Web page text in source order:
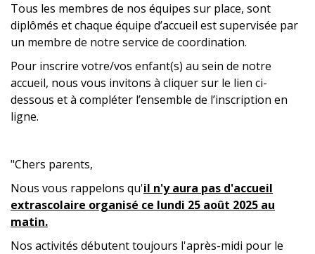
Tous les membres de nos équipes sur place, sont
diplômés et chaque équipe d’accueil est supervisée par
un membre de notre service de coordination.
Pour inscrire votre/vos enfant(s) au sein de notre
accueil, nous vous invitons à cliquer sur le lien ci-
dessous et à compléter l’ensemble de l’inscription en
ligne.
"Chers parents,
Nous vous rappelons qu'il n'y aura pas d'accueil
extrascolaire organisé ce lundi 25 août 2025 au
matin.
Nos activités débutent toujours l'après-midi pour le